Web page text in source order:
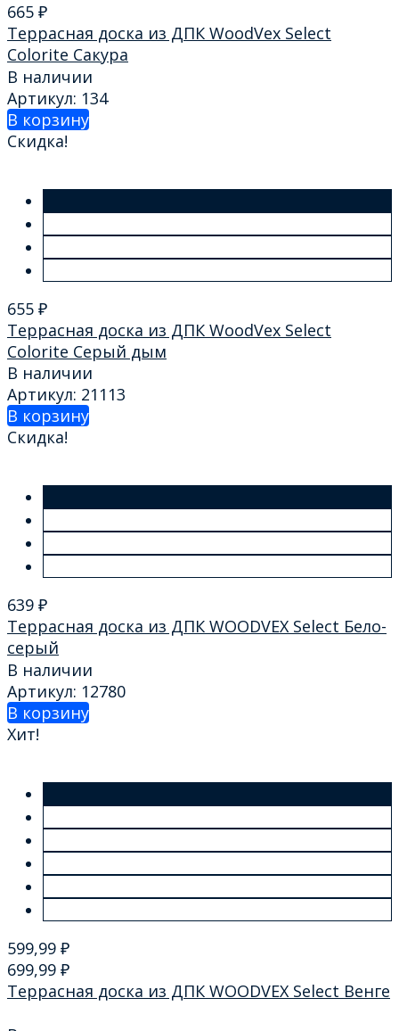
665 ₽
Террасная доска из ДПК WoodVex Select
Colorite Сакура
В наличии
Артикул: 134
В корзину
Скидка!
655 ₽
Террасная доска из ДПК WoodVex Select
Colorite Серый дым
В наличии
Артикул: 21113
В корзину
Скидка!
639 ₽
Террасная доска из ДПК WOODVEX Select Бело-
серый
В наличии
Артикул: 12780
В корзину
Хит!
599,99 ₽
699,99 ₽
Террасная доска из ДПК WOODVEX Select Венге